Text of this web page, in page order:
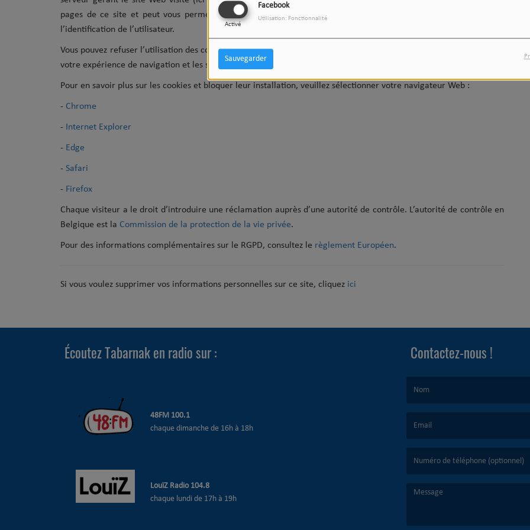
Facebook
Activé
Utilisation: Fonctionnalité
Sauvegarder
pages de ce site et peutvous permettre de bénéficier d'une expérience Web personnalisée. Il
l’identification de l’utilisateur.
Vous pouvez refuser l’utilisation des cookies. Toutefois, v
votre expérience de navigation et les services que nous sommes en mesure de vous offrir peuvent être impactés.
Pour en savoir plus sur les cookies et bloquer leur installation, veuillez sélectionner votre navigateur Web :
- Chrome
- Internet Explorer
- Edge
- Safari
- Firefox
Chaque visiteur a le droit d’introduire une réclamation auprès d’une autorité de contrôle. L’autorité de contrôle en
Belgique est la Commission de la protection de la vie privée.
Pour des informations complémentaires sur le RGPD, consultez le règlement Européen.
Si vous voulez supprimer vos informations personnelles sur ce site, cliquez ici
Écoutez Tabarnak en radio sur :
48FM 100.1
chaque dimanche de 16h à 18h
LouïZ Radio 104.8
chaque lundi de 17h à 19h
Contactez-nous !